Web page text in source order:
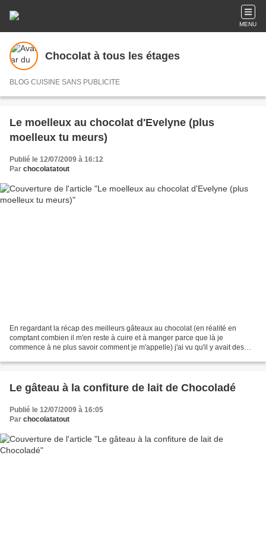
MENU
Chocolat à tous les étages
BLOG CUISINE SANS PUBLICITE
Le moelleux au chocolat d'Evelyne (plus
moelleux tu meurs)
Publié le 12/07/2009 à 16:12
Par chocolatatout
En regardant la récap des meilleurs gâteaux au chocolat (en réalité en
comptant combien il m'en reste à cuire et à manger parce que là je
commence à ne plus savoir comment je m'appelle) j'ai vu qu'il y avait des
Le gâteau à la confiture de lait de Chocoladé
Publié le 12/07/2009 à 16:05
Par chocolatatout